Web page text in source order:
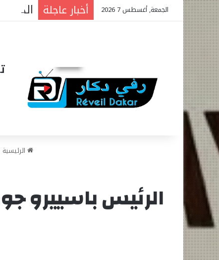
الجمعة, أغسطس 7 2026 أخبار عاجلة
الرئيسية
الرئيس باسييرو